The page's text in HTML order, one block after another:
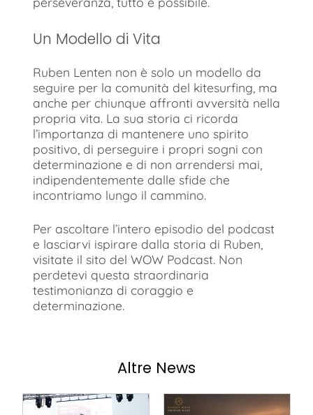
Un Modello di Vita
Ruben Lenten non è solo un modello da
seguire per la comunità del kitesurfing, ma
anche per chiunque affronti avversità nella
propria vita. La sua storia ci ricorda
l’importanza di mantenere uno spirito
positivo, di perseguire i propri sogni con
determinazione e di non arrendersi mai,
indipendentemente dalle sfide che
incontriamo lungo il cammino.
Per ascoltare l’intero episodio del podcast
e lasciarvi ispirare dalla storia di Ruben,
visitate il sito del WOW Podcast. Non
perdetevi questa straordinaria
testimonianza di coraggio e
determinazione.
Altre News